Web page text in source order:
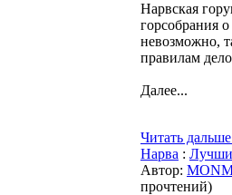
Нарвская
горсобрания
невозможно,
правилам
Далее...
Читать
Нарва :
Автор:
прочтений)